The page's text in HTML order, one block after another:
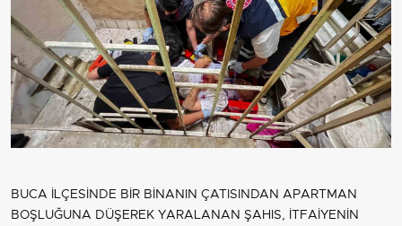
BUCA İLÇESİNDE BİR BİNANIN ÇATISINDAN APARTMAN
BOŞLUĞUNA DÜŞEREK YARALANAN ŞAHIS, İTFAİYENİN